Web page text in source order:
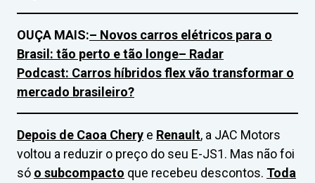
OUÇA MAIS:– Novos carros elétricos para o
Brasil: tão perto e tão longe– Radar
Podcast: Carros híbridos flex vão transformar o
mercado brasileiro?
Depois de Caoa Chery e Renault, a JAC Motors
voltou a reduzir o preço do seu E-JS1. Mas não foi
só o subcompacto que recebeu descontos. Toda